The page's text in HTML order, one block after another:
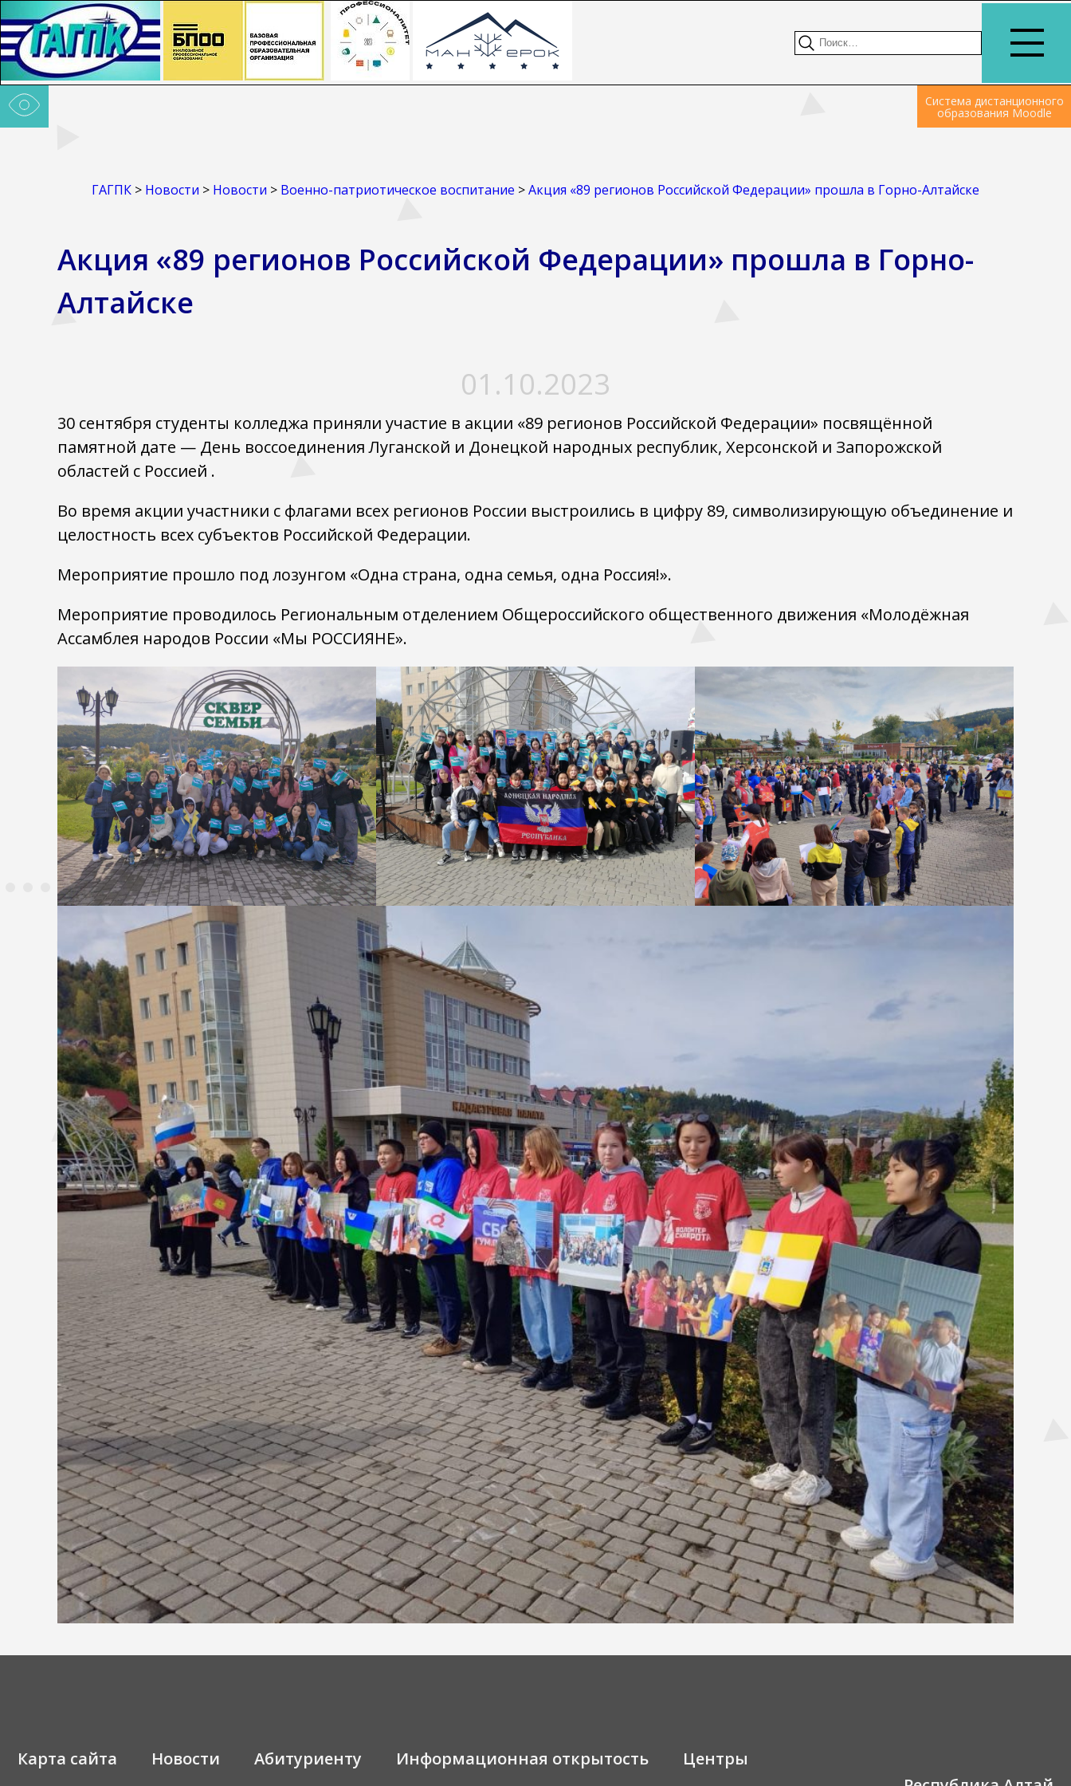
Система дистанционного
образования Moodle
ГАГПК > Новости > Новости > Военно-патриотическое воспитание >Акция «89 регионов Российской Федерации» прошла в Горно-Алтайске
Акция «89 регионов Российской Федерации» прошла в Горно-
Алтайске
01.10.2023
30 сентября студенты колледжа приняли участие в акции «89 регионов Российской Федерации» посвящённой
памятной дате — День воссоединения Луганской и Донецкой народных республик, Херсонской и Запорожской
областей с Россией .
Во время акции участники с флагами всех регионов России выстроились в цифру 89, символизирующую объединение и
целостность всех субъектов Российской Федерации.
Мероприятие прошло под лозунгом «Одна страна, одна семья, одна Россия!».
Мероприятие проводилось Региональным отделением Общероссийского общественного движения «Молодёжная
Ассамблея народов России «Мы РОССИЯНЕ».
Карта сайта Новости Абитуриенту Информационная открытость
Центры